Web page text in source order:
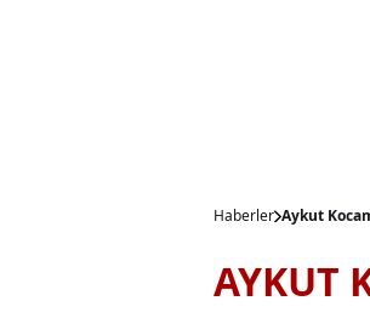
Haberler Aykut
AYKUT